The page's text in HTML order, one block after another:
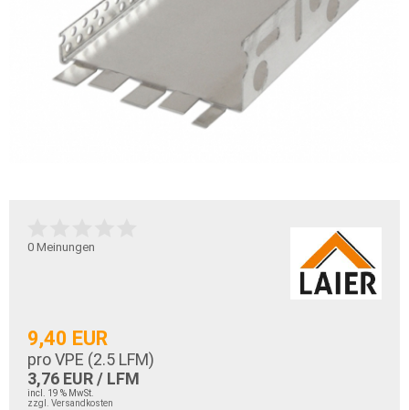
0 Meinungen
9,40 EUR
pro VPE (2.5 LFM)
3,76 EUR / LFM
incl. 19 % MwSt.
zzgl. Versandkosten